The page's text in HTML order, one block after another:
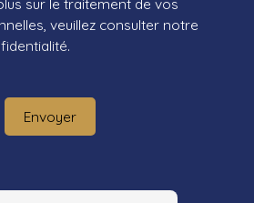
sur le traitement de vos
veuillez consulter notre
.
Envoyer